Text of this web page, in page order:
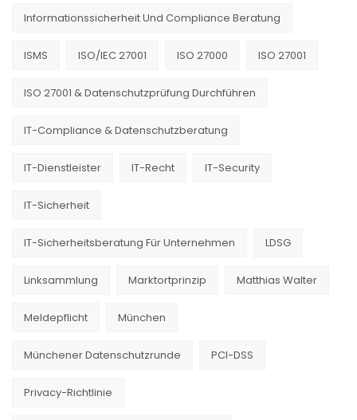
Informationssicherheit Und Compliance Beratung
ISMS ISO/IEC 27001 ISO 27000 ISO 27001
ISO 27001 & Datenschutzprüfung Durchführen
IT-Compliance & Datenschutzberatung
IT-Dienstleister IT-Recht IT-Security
IT-Sicherheit
IT-Sicherheitsberatung Für Unternehmen LDSG
Linksammlung Marktortprinzip Matthias Walter
Meldepflicht München
Münchener Datenschutzrunde PCI-DSS
Privacy-Richtlinie